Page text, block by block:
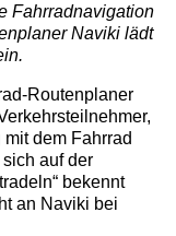
Fahrradnavigation
Naviki lädt
Routenplaner
dem Fahrrad
auf der
bekennt
an Naviki bei